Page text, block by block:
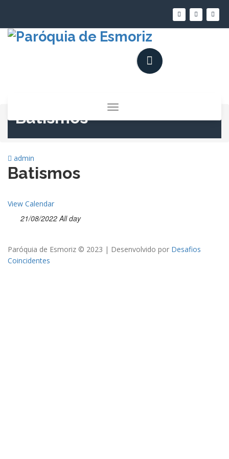
conteúdo
Alternar
a
Batismos
admin
Batismos
View Calendar
21/08/2022 All day
Paróquia de Esmoriz © 2023 | Desenvolvido por Desafios
Coincidentes